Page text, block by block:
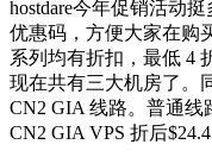
hostdare今年促销活动
优惠码，方便大家在购
系列均有折扣，最低 4
现在共有三大机房了。
CN2 GIA 线路。普通线
CN2 GIA VPS 折后